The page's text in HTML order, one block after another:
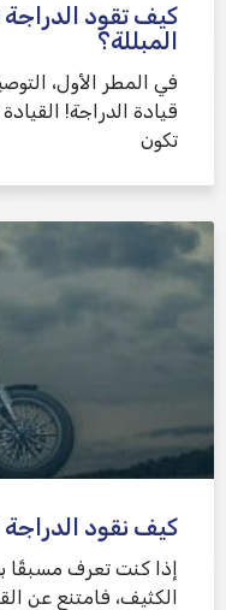
كيف تقود
المبللة؟
في المطر الأول،
قيادة الدراجة!
تكون
كيف نقود الدراجة
إذا كنت تعرف مسبقًا
الكثيف، فامتنع عن